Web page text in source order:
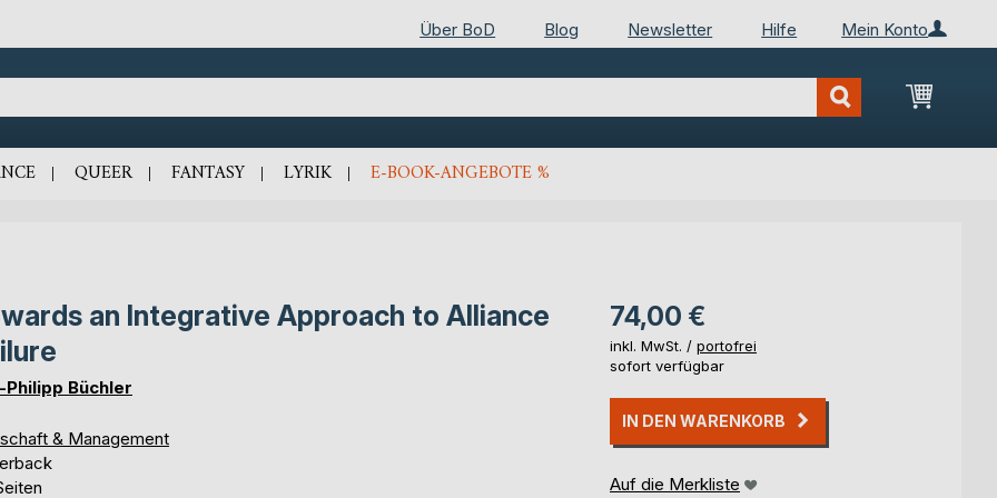
Mein Konto
Über BoD Blog Newsletter Hilfe
Mein
QUEER FANTASY LYRIK E-BOOK-ANGEBOTE %
an Integrative Approach to Alliance
Philipp Büchler
& Management
74,00 €
inkl. MwSt. / portofrei
sofort verfügbar
IN DEN WARENKORB
Auf die Merkliste